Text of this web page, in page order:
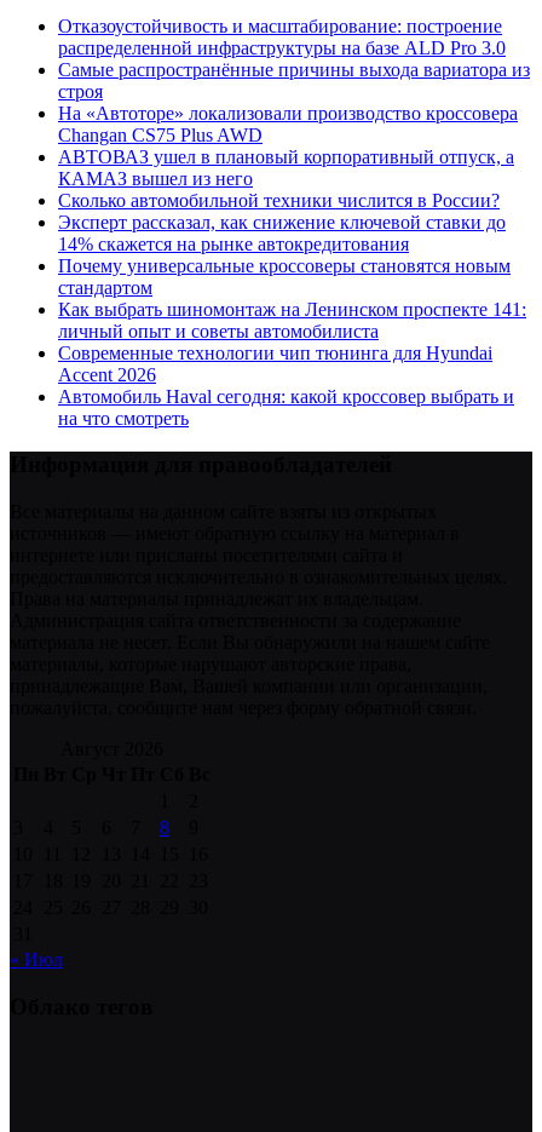
Отказоустойчивость и масштабирование: построение
распределенной инфраструктуры на базе ALD Pro 3.0
Самые распространённые причины выхода вариатора из
строя
На «Автоторе» локализовали производство кроссовера
Changan CS75 Plus AWD
АВТОВАЗ ушел в плановый корпоративный отпуск, а
КАМАЗ вышел из него
Сколько автомобильной техники числится в России?
Эксперт рассказал, как снижение ключевой ставки до
14% скажется на рынке автокредитования
Почему универсальные кроссоверы становятся новым
стандартом
Как выбрать шиномонтаж на Ленинском проспекте 141:
личный опыт и советы автомобилиста
Современные технологии чип тюнинга для Hyundai
Accent 2026
Автомобиль Haval сегодня: какой кроссовер выбрать и
на что смотреть
8
« Июл